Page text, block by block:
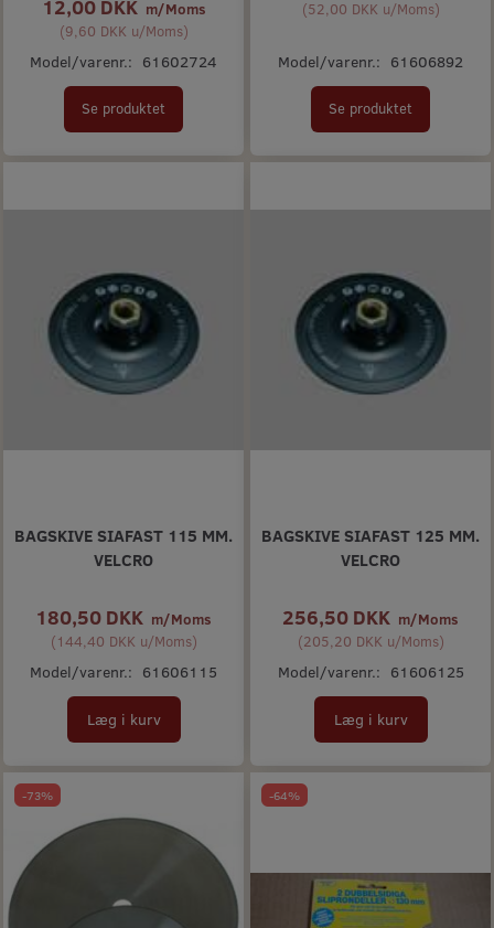
12,00 DKK m/Moms
(9,60 DKK u/Moms)
Model/varenr.: 61602724
Se produktet
(52,00 DKK u/Moms)
Model/varenr.: 61606892
Se produktet
BAGSKIVE SIAFAST 115 MM.
VELCRO
180,50 DKK m/Moms
(144,40 DKK u/Moms)
Model/varenr.: 61606115
Læg i kurv
BAGSKIVE SIAFAST 125 MM.
VELCRO
256,50 DKK m/Moms
(205,20 DKK u/Moms)
Model/varenr.: 61606125
Læg i kurv
-73% -64%